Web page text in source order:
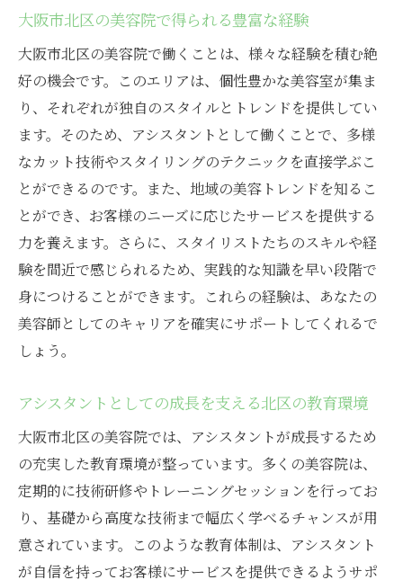
ない方法
求人情報のチェックポイント
北区で注目すべき美容院の特徴
効率的な求職活動の進め方
SNSを活用した求人情報の入手法
採用担当者にアピールするための準備
面接対策で成功をつかむ方法
美容院業界でのキャリアスタート大阪市北区か
らの一歩
アシスタント業務の基本を学ぶ
北区ならではの顧客対応スキルの向上
キャリアプランの設計と実践
大阪市北区でのキャリアパスを描く
個性を活かす美容院アシスタント職の魅力大阪
市北区編
アシスタント業務で個性を発揮する方法
北区の多様性を活かした接客術
大阪市北区の美容院で得られる豊富な経験
大阪市北区の美容院で働くことは、様々な経験を積む絶
好の機会です。このエリアは、個性豊かな美容室が集ま
り、それぞれが独自のスタイルとトレンドを提供してい
ます。そのため、アシスタントとして働くことで、多様
なカット技術やスタイリングのテクニックを直接学ぶこ
とができるのです。また、地域の美容トレンドを知るこ
とができ、お客様のニーズに応じたサービスを提供する
力を養えます。さらに、スタイリストたちのスキルや経
験を間近で感じられるため、実践的な知識を早い段階で
身につけることができます。これらの経験は、あなたの
美容師としてのキャリアを確実にサポートしてくれるで
しょう。
アシスタントとしての成長を支える北区の教育環境
大阪市北区の美容院では、アシスタントが成長するため
の充実した教育環境が整っています。多くの美容院は、
定期的に技術研修やトレーニングセッションを行ってお
り、基礎から高度な技術まで幅広く学べるチャンスが用
意されています。このような教育体制は、アシスタント
が自信を持ってお客様にサービスを提供できるようサポ